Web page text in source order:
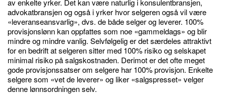
av enkelte yrker. Det kan være naturlig i konsulentbransjen,
advokatbransjen og også i yrker hvor selgeren også vil være
«leveranseansvarlig», dvs. de både selger og leverer. 100%
provisjonslønn kan oppfattes som noe «gammeldags» og blir
mindre og mindre vanlig. Selvfølgelig er det særdeles attraktivt
for en bedrift at selgeren sitter med 100% risiko og selskapet
minimal risiko på salgskostnaden. Derimot er det ofte meget
gode provisjonssatser om selgere har 100% provisjon. Enkelte
selgere som «vet de leverer» og liker «salgspresset» velger
denne lønnsordningen selv.